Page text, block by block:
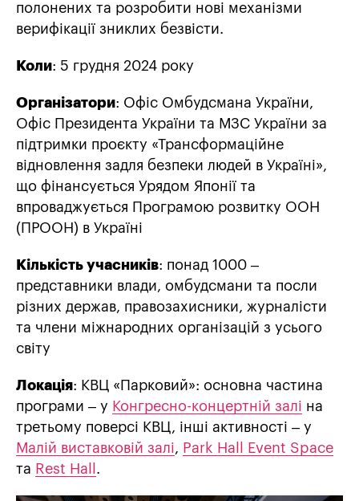
полонених та розробити нові механізми
верифікації зниклих безвісти.
Коли: 5 грудня 2024 року
Організатори: Офіс Омбудсмана України,
Офіс Президента України та МЗС України за
підтримки проєкту «Трансформаційне
відновлення задля безпеки людей в Україні»,
що фінансується Урядом Японії та
впроваджується Програмою розвитку ООН
(ПРООН) в Україні
Кількість учасників: понад 1000 –
представники влади, омбудсмани та посли
різних держав, правозахисники, журналісти
та члени міжнародних організацій з усього
світу
Локація: КВЦ «Парковий»: основна частина
програми – у Конгресно-концертній залі на
третьому поверсі КВЦ, інші активності – у
Малій виставковій залі, Park Hall Event Space
та Rest Hall .